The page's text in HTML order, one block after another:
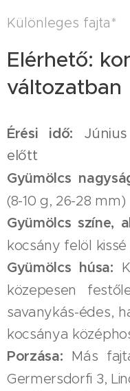
Különleges fajta*
Elérhető:
változatban
Érési idő:
előtt
Gyümölcs
(8-10 g, 26-28 mm)
Gyümölcs színe,
kocsány felöl
Gyümölcs húsa:
közepesen
savanykás-édes,
kocsánya
Porzása: Más
Germersdorfi 3,